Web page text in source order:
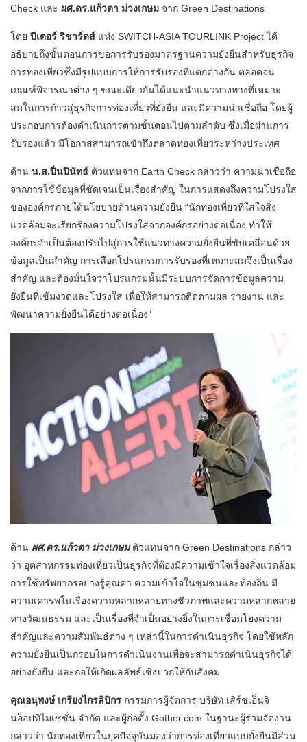
Check และ ผศ.ดร.แก้วตา ม่วงเกษม จาก Green Destinations
โดย ปีเตอร์ ริชาร์ดส์ แห่ง SWITCH-ASIA TOURLINK Project ได้
อธิบายถึงขั้นตอนการขอการรับรองมาตรฐานความยั่งยืนสำหรับธุรกิจ
การท่องเที่ยวซึ่งมีรูปแบบการให้การรับรองที่แตกต่างกัน ตลอดจน
เกณฑ์พิจารณาต่าง ๆ ขณะเดียวกันได้แนะนำแนวทางทางที่เหมาะ
สมในการก้าวสู่ธุรกิจการท่องเที่ยวที่ยั่งยืน และมีความน่าเชื่อถือ โดยผู้
ประกอบการต้องดำเนินการตามขั้นตอนไปตามลำดับ ซึ่งเมื่อผ่านการ
รับรองแล้ว มีโอกาสสามารถเข้าถึงตลาดท่องเที่ยวระหว่างประเทศ
ด้าน น.ส.ปิ่นปินัทธ์ ตัวแทนจาก Earth Check กล่าวว่า ความน่าเชื่อถือ
จากการใช้ข้อมูลที่ชัดเจนเป็นเรื่องสำคัญ ในการแสดงถึงความโปร่งใส
ขององค์กรภายใต้นโยบายด้านความยั่งยืน “นักท่องเที่ยวที่ใส่ใจสิ่ง
แวดล้อมจะเรียกร้องความโปร่งใสจากองค์กรอย่างต่อเนื่อง ทำให้
องค์กรจำเป็นต้องปรับไปสู่การใช้แนวทางความยั่งยืนที่ขับเคลื่อนด้วย
ข้อมูลเป็นสำคัญ การเลือกโปรแกรมการรับรองที่เหมาะสมจึงเป็นเรื่อง
สำคัญ และต้องมั่นใจว่าโปรแกรมนั้นมีระบบการจัดการข้อมูลความ
ยั่งยืนที่เข้มงวดและโปร่งใส เพื่อให้สามารถติดตามผล รายงาน และ
พัฒนาความยั่งยืนได้อย่างต่อเนื่อง”
ด้าน ผศ.ดร.แก้วตา ม่วงเกษมตัวแทนจาก Green Destinations กล่าว
ว่า อุตสาหกรรมท่องเที่ยวเป็นธุรกิจที่ต้องมีความเข้าใจเรื่องสิ่งแวดล้อม
การใช้ทรัพยากรอย่างรู้คุณค่า ความเข้าใจในชุมชนและท้องถิ่น มี
ความเคารพในเรื่องความหลากหลายทางชีวภาพและความหลากหลาย
ทางวัฒนธรรม และเป็นเรื่องที่จำเป็นอย่างยิ่งในการเชื่อมโยงความ
สำคัญและความสัมพันธ์ต่าง ๆ เหล่านี้ในการดำเนินธุรกิจ โดยใช้หลัก
ความยั่งยืนเป็นกรอบในการดำเนินงานเพื่อจะสามารถดำเนินธุรกิจได้
อย่างยั่งยืน และก่อให้เกิดผลลัพธ์เชิงบวกให้กับสังคม
คุณอนุพงษ์ เกรียงไกรลิปิกร กรรมการผู้จัดการ บริษัท เสิร์ชเอ็นจิ
นอ็อปทิไมเซชั่น จำกัด และผู้ก่อตั้ง Gother.com ในฐานะผู้ร่วมจัดงาน
กล่าวว่า นักท่องเที่ยวในยุคปัจจุบันมองว่าการท่องเที่ยวแบบยั่งยืนมีส่วน